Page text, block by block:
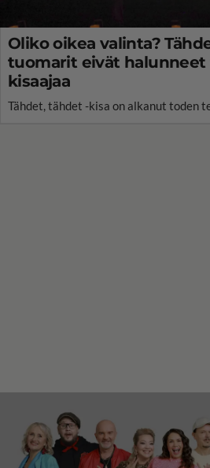
Oliko oikea valinta?
tuomarit eivät
kisaajaa
Tähdet, tähdet -kisa on alkanut toden